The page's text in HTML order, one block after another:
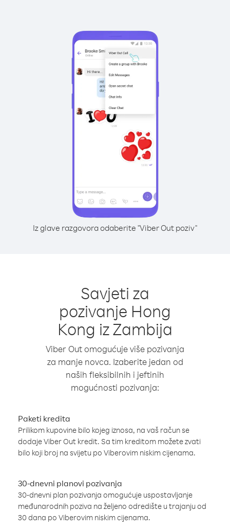
Iz glave razgovora odaberite "Viber Out poziv"
Savjeti za
pozivanje Hong
Kong iz Zambija
Viber Out omogućuje više pozivanja
za manje novca. Izaberite jedan od
naših fleksibilnih i jeftinih
mogućnosti pozivanja:
Paketi kredita
Prilikom kupovine bilo kojeg iznosa, na vaš račun se
dodaje Viber Out kredit. Sa tim kreditom možete zvati
bilo koji broj na svijetu po Viberovim niskim cijenama.
30-dnevni planovi pozivanja
30-dnevni plan pozivanja omogućuje uspostavljanje
međunarodnih poziva na željeno odredište u trajanju od
30 dana po Viberovim niskim cijenama.